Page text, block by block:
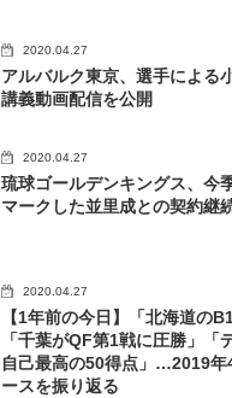
2020.04.27
アルバルク東京、選手による
講義動画配信を公開
2020.04.27
琉球ゴールデンキングス、今
マークした並里成との契約継
2020.04.27
【1年前の今日】「北海道の
「千葉がQF第1戦に圧勝」「
自己最高の50得点」…2019年
ースを振り返る